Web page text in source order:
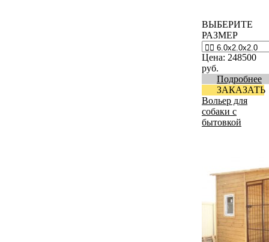
ВЫБЕРИТЕ
РАЗМЕР
Цена: 248500
руб.
Подробнее
ЗАКАЗАТЬ
Вольер для
собаки с
бытовкой